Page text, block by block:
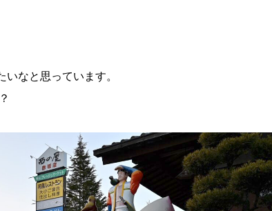
なと思っています。